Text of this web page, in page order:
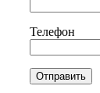
Телефон